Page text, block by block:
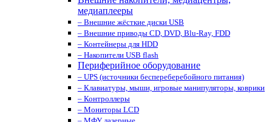
медиаплееры
– Внешние жёсткие диски USB
– Внешние приводы CD, DVD, Blu-Ray, FDD
– Контейнеры для HDD
– Накопители USB flash
Периферийное оборудование
– UPS (источники беспереберебойного питания)
– Клавиатуры, мыши, игровые манипуляторы, коврики
– Контроллеры
– Мониторы LCD